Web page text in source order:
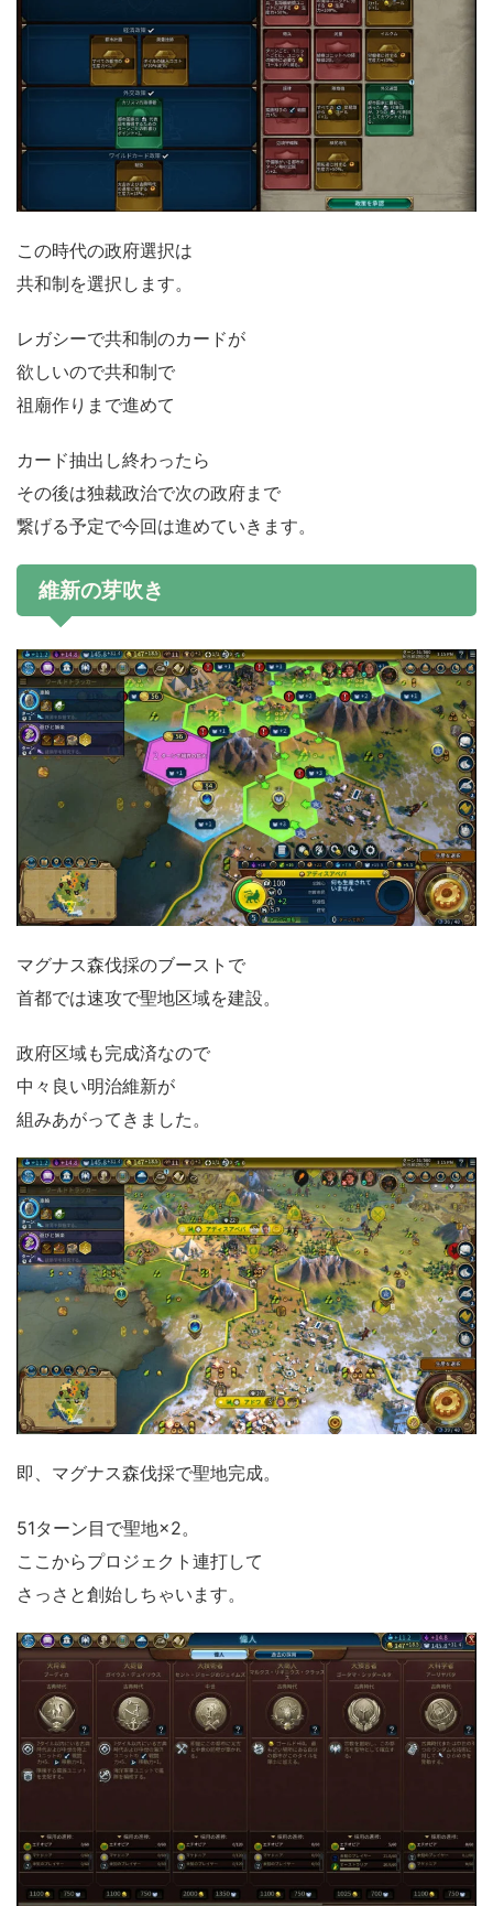
この時代の政府選択は
共和制を選択します。
レガシーで共和制のカードが
欲しいので共和制で
祖廟作りまで進めて
カード抽出し終わったら
その後は独裁政治で次の政府まで
繋げる予定で今回は進めていきます。
維新の芽吹き
マグナス森伐採のブーストで
首都では速攻で聖地区域を建設。
政府区域も完成済なので
中々良い明治維新が
組みあがってきました。
即、マグナス森伐採で聖地完成。
51ターン目で聖地×2。
ここからプロジェクト連打して
さっさと創始しちゃいます。